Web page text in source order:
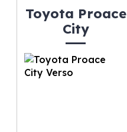
Toyota Proace
City